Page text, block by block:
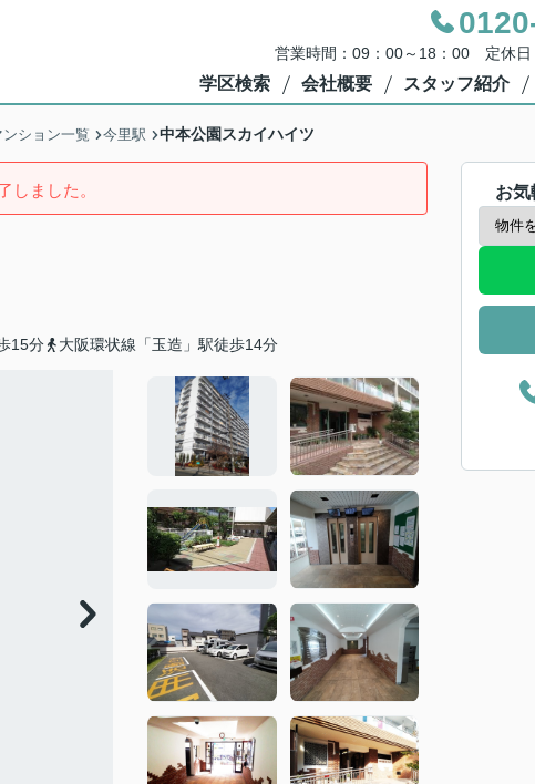
営業時間：09：00～18：00 定休日
学区検索 会社概要 スタッフ紹介
ション一覧 今里駅 中本公園スカイハイツ
しました。
15分 大阪環状線「玉造」駅徒歩14分
お